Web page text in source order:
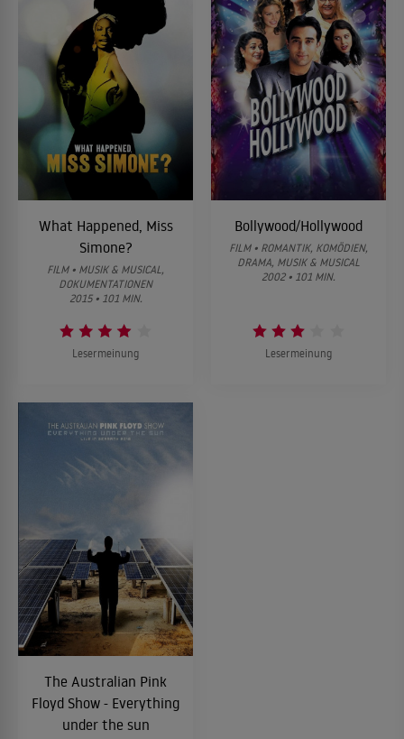
What Happened, Miss
Simone?
FILM • MUSIK & MUSICAL,
DOKUMENTATIONEN
2015 • 101 MIN.
Lesermeinung
Bollywood/Hollywood
FILM • ROMANTIK, KOMÖDIEN,
DRAMA, MUSIK & MUSICAL
2002 • 101 MIN.
Lesermeinung
The Australian Pink
Floyd Show - Everything
under the sun